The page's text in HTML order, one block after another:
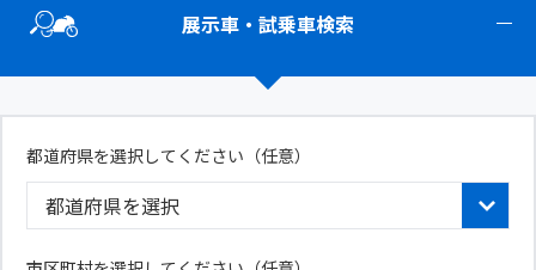
展示車・試乗車検索
都道府県を選択してください （任意）